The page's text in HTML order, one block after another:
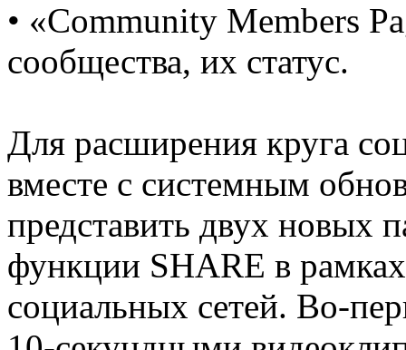
• «Community Members
сообщества, их статус.
Для расширения круга
вместе с системным
представить двух новых
функции SHARE в
социальных сетей. Во-